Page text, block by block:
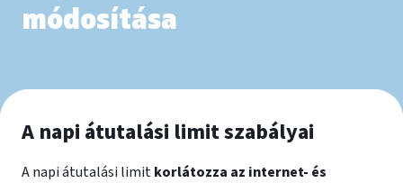
módosítása
A napi átutalási limit szabályai
A napi átutalási limitkorlátozza az internet- és